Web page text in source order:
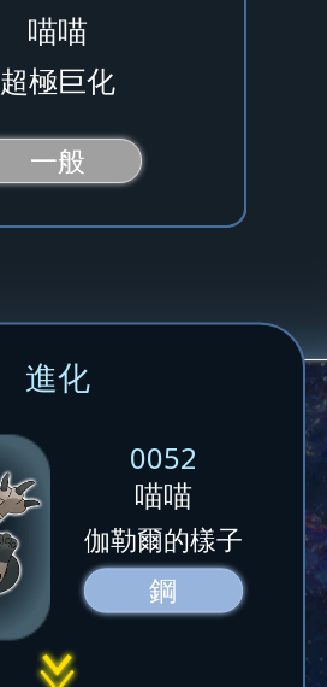
喵喵
超極巨化
一般
進化
0052
喵喵
伽勒爾的樣子
鋼